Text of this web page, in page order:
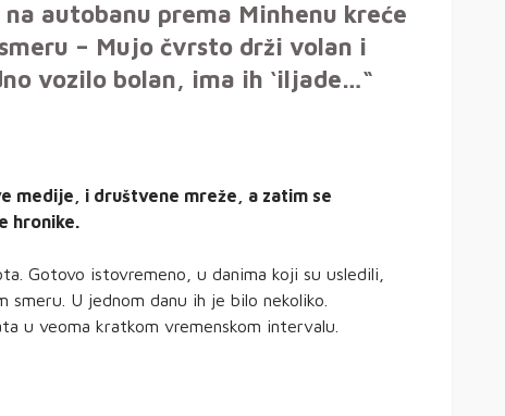
autobanu prema Minhenu kreće
– Mujo čvrsto drži volan i
vozilo bolan, ima ih ‘iljade…“
medije, i društvene mreže, a zatim se
hronike.
Gotovo istovremeno, u danima koji su usledili,
U jednom danu ih je bilo nekoliko.
u veoma kratkom vremenskom intervalu.